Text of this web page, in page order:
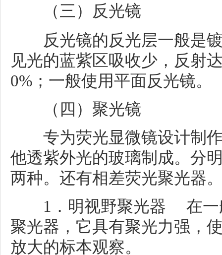
（三）反光镜
反光镜的反光层一般是镀
见光的蓝紫区吸收少，反射
0%；一般使用平面反光镜。
（四）聚光镜
专为荧光显微镜设计制作
他透紫外光的玻璃制成。分
两种。还有相差荧光聚光器
1．明视野聚光器 在一
聚光器，它具有聚光力强，
放大的标本观察。